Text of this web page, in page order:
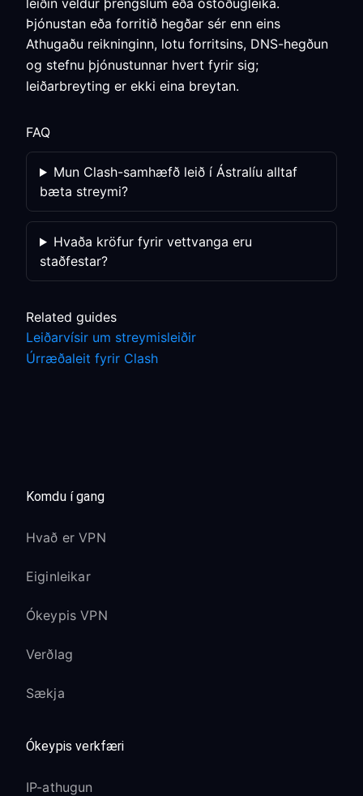
leiðin veldur þrengslum eða óstöðugleika.
Þjónustan eða forritið hegðar sér enn eins
Athugaðu reikninginn, lotu forritsins, DNS-hegðun
og stefnu þjónustunnar hvert fyrir sig;
leiðarbreyting er ekki eina breytan.
FAQ
Mun Clash-samhæfð leið í Ástralíu alltaf
bæta streymi?
Hvaða kröfur fyrir vettvanga eru
staðfestar?
Related guides
Leiðarvísir um streymisleiðir
Úrræðaleit fyrir Clash
Komdu í gang
Hvað er VPN
Eiginleikar
Ókeypis VPN
Verðlag
Sækja
Ókeypis verkfæri
IP-athugun